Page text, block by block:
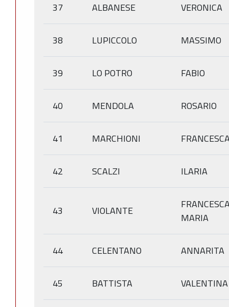
37 ALBANESE VERONICA
38 LUPICCOLO MASSIMO
39 LO POTRO FABIO
40 MENDOLA ROSARIO
41 MARCHIONI
42 SCALZI ILARIA
43 VIOLANTE
MARIA
44 CELENTANO ANNARITA
45 BATTISTA VALENTINA